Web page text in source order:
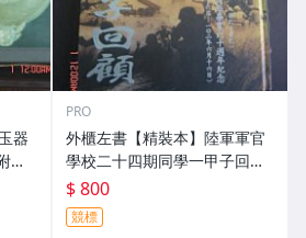
器
書
PRO
外櫃左書【精裝本】陸軍軍官
學校二十四期同學一甲子回顧
黃埔 國軍眷村老兵回憶錄
$ 800
競標